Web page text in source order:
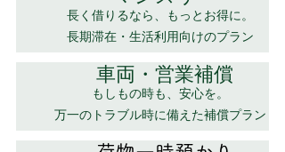
長く借りるなら、もっとお得に。
長期滞在・生活利用向けのプラン
車両・営業補償
もしもの時も、安心を。
万一のトラブル時に備えた補償プラン